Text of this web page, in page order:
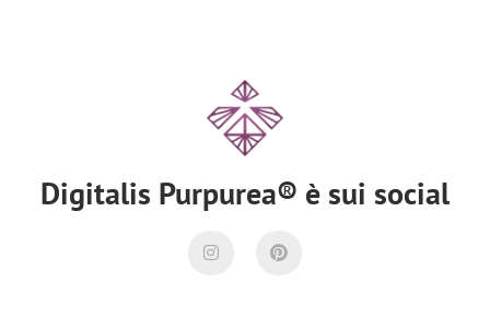
Digitalis Purpurea® è sui social